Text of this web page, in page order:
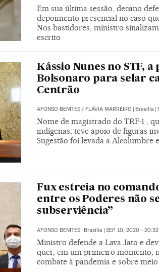
Em sua última sessão, decano
depoimento presencial no caso
Nos bastidores, ministro
escrito
Kássio Nunes no STF,
Bolsonaro para selar
Centrão
AFONSO BENITES/ FLÁVIA MARREIRO Brasília
Nome de magistrado do TRF-1 ,
indígenas, teve apoio de figuras
Sugestão foi levada a Alcolumbre
Fux estreia no
entre os Poderes não
subserviência”
AFONSO BENITES | Brasília | SEP 10, 2020 - 20:32
Ministro defende a Lava Jato e
quer, em um primeiro momento,
combate à pandemia e sobre